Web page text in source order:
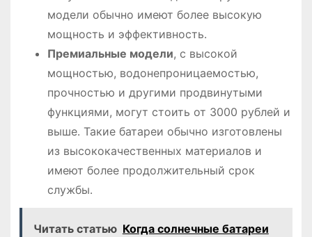
модели обычно имеют более высокую
мощность и эффективность․
Премиальные модели, с высокой
мощностью, водонепроницаемостью,
прочностью и другими продвинутыми
функциями, могут стоить от 3000 рублей и
выше․ Такие батареи обычно изготовлены
из высококачественных материалов и
имеют более продолжительный срок
службы․
Читать статью Когда солнечные батареи